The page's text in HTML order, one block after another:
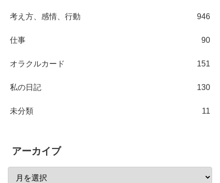
考え方、感情、行動 946
仕事 90
オラクルカード 151
私の日記 130
未分類 11
アーカイブ